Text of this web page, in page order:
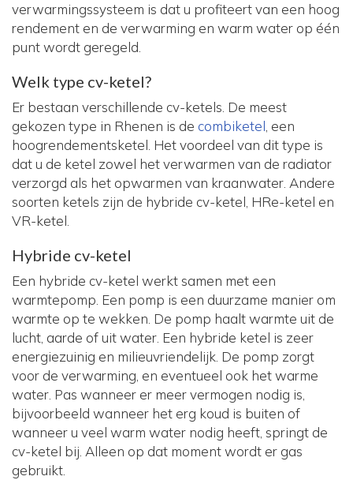
verwarmingssysteem is dat u profiteert van een hoog
rendement en de verwarming en warm water op één
punt wordt geregeld.
Welk type cv-ketel?
Er bestaan verschillende cv-ketels. De meest
gekozen type in Rhenen is de combiketel , een
hoogrendementsketel. Het voordeel van dit type is
dat u de ketel zowel het verwarmen van de radiator
verzorgd als het opwarmen van kraanwater. Andere
soorten ketels zijn de hybride cv-ketel, HRe-ketel en
VR-ketel.
Hybride cv-ketel
Een hybride cv-ketel werkt samen met een
warmtepomp. Een pomp is een duurzame manier om
warmte op te wekken. De pomp haalt warmte uit de
lucht, aarde of uit water. Een hybride ketel is zeer
energiezuinig en milieuvriendelijk. De pomp zorgt
voor de verwarming, en eventueel ook het warme
water. Pas wanneer er meer vermogen nodig is,
bijvoorbeeld wanneer het erg koud is buiten of
wanneer u veel warm water nodig heeft, springt de
cv-ketel bij. Alleen op dat moment wordt er gas
gebruikt.